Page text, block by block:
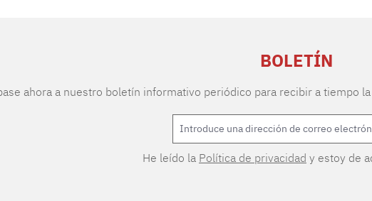
BOLETÍN
ahora a nuestro boletín informativo periódico para recibir a tiempo
He leído la Política de privacidad y estoy de